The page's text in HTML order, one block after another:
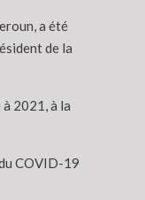
a été
de la
2021, à la
COVID-19